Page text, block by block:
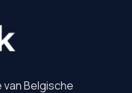
van Belgische